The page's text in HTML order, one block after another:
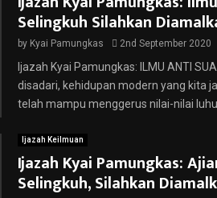
Selingkuh Silahkan
by Kyai Pamungkas 2nd September 2020
Ijazah Kyai Pamungkas: ILMU ANTI
disadari, kehidupan modern yang kita
telah mampu menggerus nilai-nilai
Ijazah Keilmuan
Ijazah Kyai Pamungkas:
Selingkuh, Silahkan